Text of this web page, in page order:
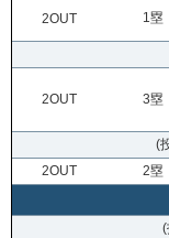
2OUT 1塁
2OUT 3塁
(
2OUT
2塁